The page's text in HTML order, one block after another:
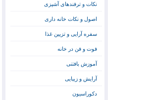
نکات و ترفندهای آشپزی
اصول و نکات خانه داری
سفره آرایی و تزیین غذا
فوت و فن در خانه
آموزش بافتنی
آرایش و زیبایی
دکوراسیون